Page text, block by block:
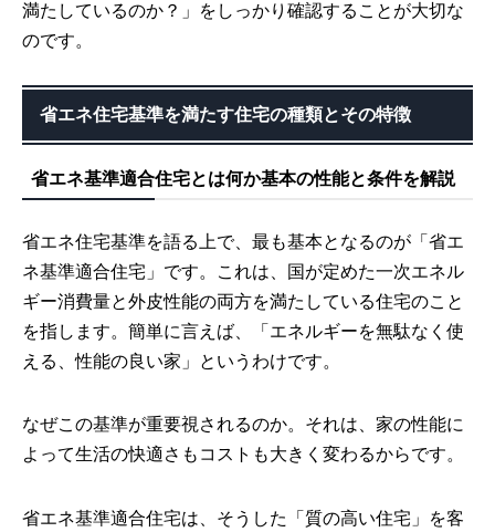
満たしているのか？」をしっかり確認することが大切な
のです。
省エネ住宅基準を満たす住宅の種類とその特徴
省エネ基準適合住宅とは何か基本の性能と条件を解説
省エネ住宅基準を語る上で、最も基本となるのが「省エ
ネ基準適合住宅」です。これは、国が定めた一次エネル
ギー消費量と外皮性能の両方を満たしている住宅のこと
を指します。簡単に言えば、「エネルギーを無駄なく使
える、性能の良い家」というわけです。
なぜこの基準が重要視されるのか。それは、家の性能に
よって生活の快適さもコストも大きく変わるからです。
省エネ基準適合住宅は、そうした「質の高い住宅」を客